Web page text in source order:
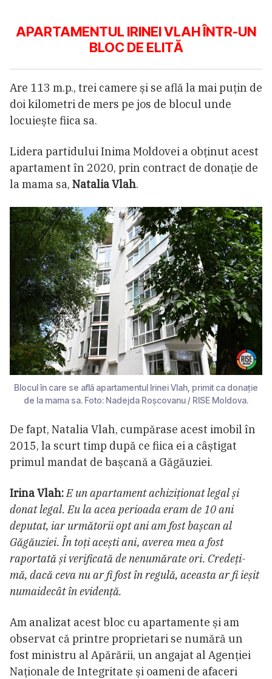
APARTAMENTUL IRINEI VLAH ÎNTR-UN
BLOC DE ELITĂ
Are 113 m.p., trei camere și se află la mai puțin de
doi kilometri de mers pe jos de blocul unde
locuiește fiica sa.
Lidera partidului Inima Moldovei a obținut acest
apartament în 2020, prin contract de donație de
la mama sa, Natalia Vlah.
Blocul în care se află apartamentul Irinei Vlah, primit ca donație
de la mama sa. Foto: Nadejda Roșcovanu / RISE Moldova.
De fapt, Natalia Vlah, cumpărase acest imobil în
2015, la scurt timp după ce fiica ei a câștigat
primul mandat de bașcană a Găgăuziei.
Irina Vlah:E un apartament achiziționat legal și
donat legal. Eu la acea perioada eram de 10 ani
deputat, iar următorii opt ani am fost bașcan al
Găgăuziei. În toți acești ani, averea mea a fost
raportată și verificată de nenumărate ori. Credeți-
mă, dacă ceva nu ar fi fost în regulă, aceasta ar fi ieșit
numaidecât în evidență.
Am analizat acest bloc cu apartamente și am
observat că printre proprietari se numără un
fost ministru al Apărării, un angajat al Agenției
Naționale de Integritate și oameni de afaceri